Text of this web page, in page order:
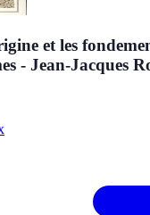
et les
- Jean-Jacques